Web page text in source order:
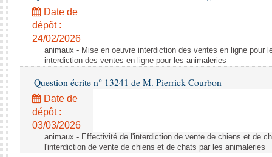
Date de
dépôt :
24/02/2026
animaux - Mise en oeuvre interdiction des ventes en ligne pour
interdiction des ventes en ligne pour les animaleries
Question écrite n° 13241 de M. Pierrick Courbon
Date de
dépôt :
03/03/2026
animaux - Effectivité de l'interdiction de vente de chiens et de
l'interdiction de vente de chiens et de chats par les animaleries